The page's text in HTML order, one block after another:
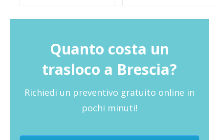
Quanto costa un
trasloco a Brescia?
Richiedi un preventivo gratuito online in
pochi minuti!